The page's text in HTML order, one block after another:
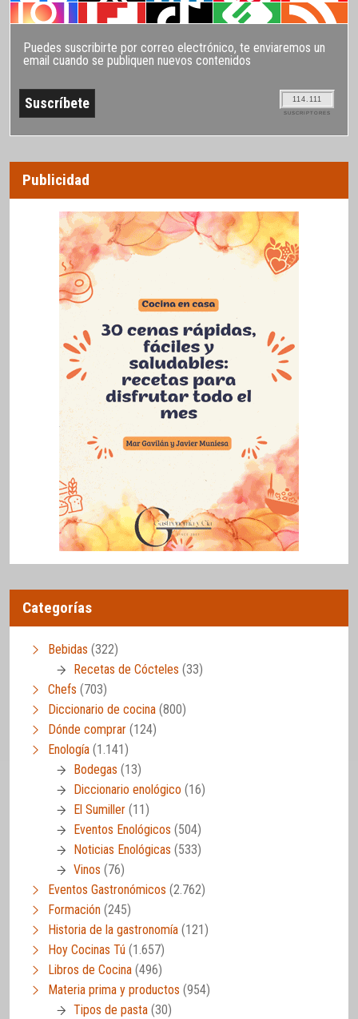
Puedes suscribirte por correo electrónico, te enviaremos un
email cuando se publiquen nuevos contenidos
114.111
SUSCRIPTORES
Publicidad
Categorías
Bebidas (322)
Recetas de Cócteles (33)
Chefs (703)
Diccionario de cocina (800)
Dónde comprar (124)
Enología (1.141)
Bodegas (13)
Diccionario enológico (16)
El Sumiller (11)
Eventos Enológicos (504)
Noticias Enológicas (533)
Vinos (76)
Eventos Gastronómicos (2.762)
Formación (245)
Historia de la gastronomía (121)
Hoy Cocinas Tú (1.657)
Libros de Cocina (496)
Materia prima y productos (954)
Tipos de pasta (30)